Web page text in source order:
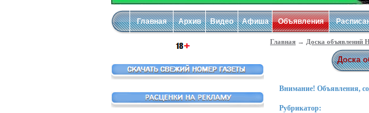
Главная Архив Видео Афиша Объявления
Главная → Доска объявлений
Доска
Внимание! Объявления,
Рубрикатор: